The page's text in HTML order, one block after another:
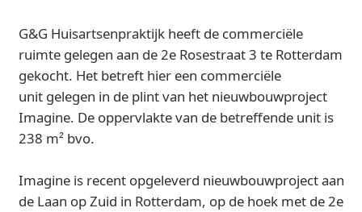
G&G Huisartsenpraktijk heeft de commerciële
ruimte gelegen aan de 2e Rosestraat 3 te Rotterdam
gekocht. Het betreft hier een commerciële
unit gelegen in de plint van het nieuwbouwproject
Imagine. De oppervlakte van de betreffende unit is
238 m² bvo.
Imagine is recent opgeleverd nieuwbouwproject aan
de Laan op Zuid in Rotterdam, op de hoek met de 2e